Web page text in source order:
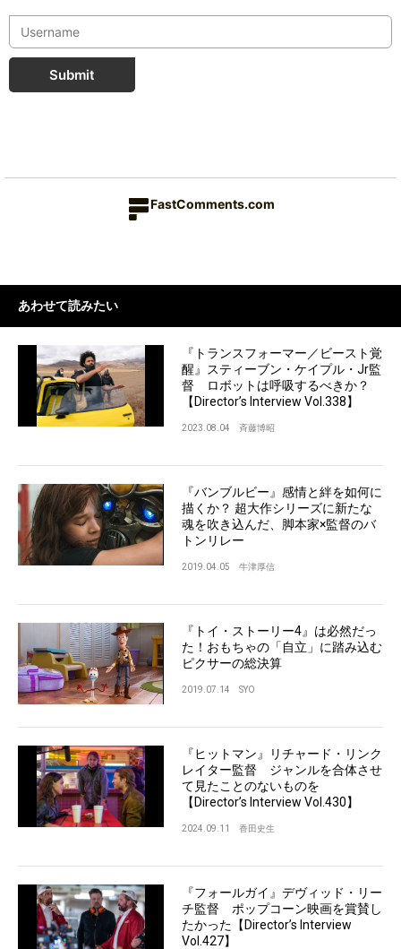
Submit
FastComments.com
あわせて読みたい
『トランスフォーマー／ビースト覚
醒』スティーブン・ケイプル・Jr監
督 ロボットは呼吸するべきか？
【Director’s Interview Vol.338】
2023.08.04 斉藤博昭
『バンブルビー』感情と絆を如何に
描くか？ 超大作シリーズに新たな
魂を吹き込んだ、脚本家×監督のバ
トンリレー
2019.04.05 牛津厚信
『トイ・ストーリー4』は必然だっ
た！おもちゃの「自立」に踏み込む
ピクサーの総決算
2019.07.14 SYO
『ヒットマン』リチャード・リンク
レイター監督 ジャンルを合体させ
て見たことのないものを
【Director’s Interview Vol.430】
2024.09.11 香田史生
『フォールガイ』デヴィッド・リー
チ監督 ポップコーン映画を賞賛し
たかった【Director’s Interview
Vol.427】